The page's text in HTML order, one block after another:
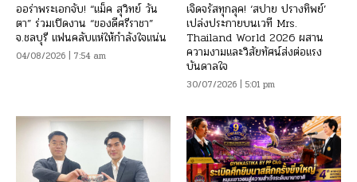
ออร่าพระเอกจับ! “แม็ค สุวิทย์ วัน
ตา” ร่วมเปิดงาน “ของดีศรีราชา”
จ.ชลบุรี แฟนคลับแห่ให้กำลังใจแน่น
04/08/2026 | 7:54 am
เจิดจรัสทุกลุค! ‘สปาย ปรางทิพย์’
เปล่งประกายบนเวที Mrs.
Thailand World 2026 ผสาน
ความงามและวิสัยทัศน์ส่งต่อแรง
บันดาลใจ
30/07/2026 | 5:01 pm